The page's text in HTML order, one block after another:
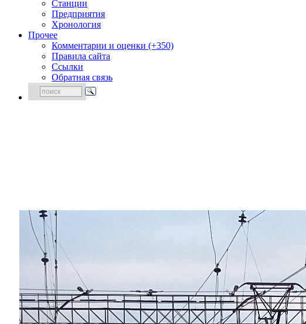
Станции
Предприятия
Хронология
Прочее
Комментарии и оценки (+350)
Правила сайта
Ссылки
Обратная связь